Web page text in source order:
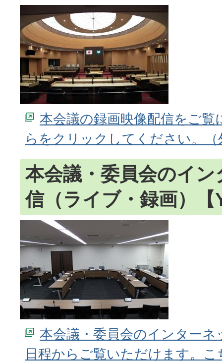
本会議の録画映像配信をご覧
らをクリックしてください。
本会議・委員会のイ
信（ライブ・録画）【
本会議・委員会のインターネ
日程からご覧いただけます。